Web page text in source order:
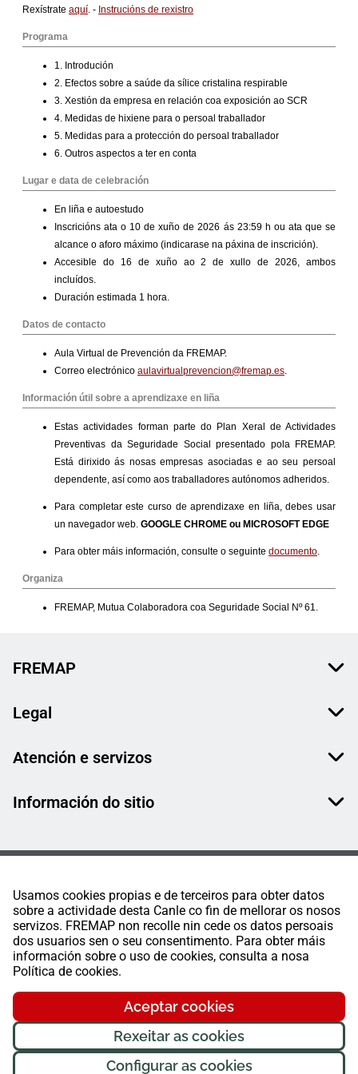
Usamos cookies propias e de terceiros para obter datos
sobre a actividade desta Canle co fin de mellorar os nosos
servizos. FREMAP non recolle nin cede os datos persoais
dos usuarios sen o seu consentimento. Para obter máis
información sobre o uso de cookies, consulta a nosa
Política de cookies.
Aceptar cookies
Rexeitar as cookies
Configurar as cookies
FREMAP
Legal
Atención e servizos
Información do sitio
FREMAP Ⓒ Todos os dereitos reservados